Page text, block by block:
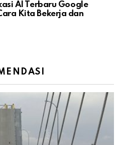
AI Terbaru Google
Kita Bekerja dan